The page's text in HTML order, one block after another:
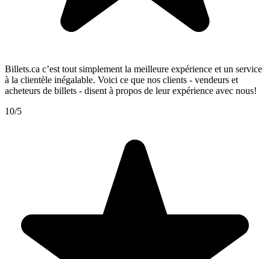
Billets.ca c’est tout simplement la meilleure expérience et un service
à la clientèle inégalable. Voici ce que nos clients - vendeurs et
acheteurs de billets - disent à propos de leur expérience avec nous!
10/5